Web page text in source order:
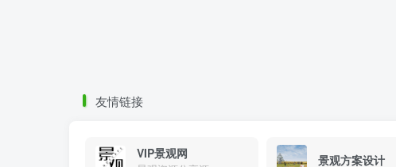
友情链接
VIP景观网 景观方案设计